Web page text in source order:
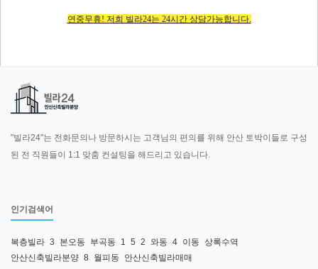
연중무휴! 저희 빌라24는 24시간 상담가능합니다.
"빌라24"는 전화문의나 방문하시는 고객님의 편의를 위해 안산 토박이들로 구성
된 전 직원들이 1:1 맞춤 컨설팅을 해드리고 있습니다.
인기검색어
복층빌라 3 본오동 부곡동 1 5 2 와동 4 이동 상록수역
안산신축빌라분양 8 월피동 안산신축빌라매매